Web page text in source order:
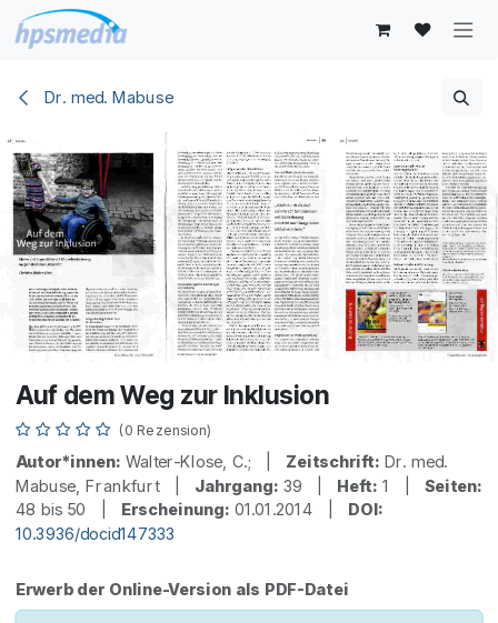
Zum Inhalt springen
Dr. med. Mabuse
Auf dem Weg zur Inklusion
(0 Rezension)
Autor*innen: Walter-Klose, C.; | Zeitschrift: Dr. med.
Mabuse, Frankfurt | Jahrgang: 39 | Heft: 1 | Seiten:
48 bis 50 | Erscheinung: 01.01.2014 | DOI:
10.3936/docid147333
Erwerb der Online-Version als PDF-Datei